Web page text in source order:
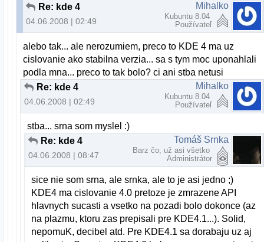
Re: kde 4
04.06.2008 | 02:49
Mihalko
Kubuntu 8.04
Používateľ
alebo tak... ale nerozumiem, preco to KDE 4 ma uz
cislovanie ako stabilna verzia... sa s tym moc uponahlali
podla mna... preco to tak bolo? ci ani stba netusi
Re: kde 4
04.06.2008 | 02:49
Mihalko
Kubuntu 8.04
Používateľ
stba... srna som myslel :)
Re: kde 4
04.06.2008 | 08:47
Tomáš Srnka
Barz čo, už asi všetko
Administrátor
sice nie som srna, ale srnka, ale to je asi jedno ;)
KDE4 ma cislovanie 4.0 pretoze je zmrazene API
hlavnych sucasti a vsetko na pozadi bolo dokonce (az
na plazmu, ktoru zas prepisali pre KDE4.1...). Solid,
nepomuK, decibel atd. Pre KDE4.1 sa dorabaju uz aj